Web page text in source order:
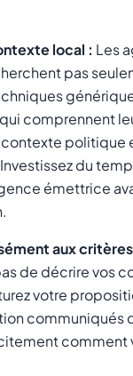
local : Les
pas
comprennent
politique
du
émettrice
aux
de décrire vos
votre
communiqués
comment